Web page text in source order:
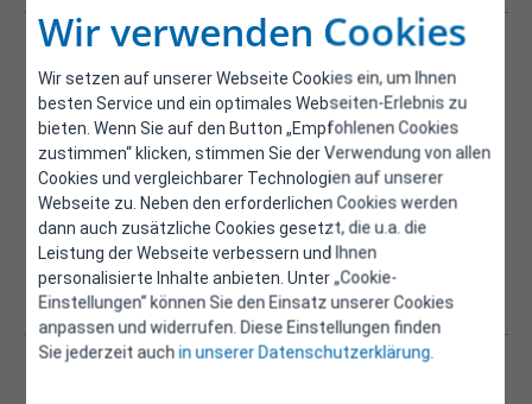
Wir verwenden Cookies
Wir setzen auf unserer Webseite Cookies ein, um Ihnen
besten Service und ein optimales Webseiten-Erlebnis zu
bieten. Wenn Sie auf den Button „Empfohlenen Cookies
zustimmen“ klicken, stimmen Sie der Verwendung von allen
Cookies und vergleichbarer Technologien auf unserer
Webseite zu. Neben den erforderlichen Cookies werden
dann auch zusätzliche Cookies gesetzt, die u.a. die
Leistung der Webseite verbessern und Ihnen
personalisierte Inhalte anbieten. Unter „Cookie-
Einstellungen“ können Sie den Einsatz unserer Cookies
anpassen und widerrufen. Diese Einstellungen finden
Sie jederzeit auchin unserer Datenschutzerklärung.
A1505054
MSc Gumpoltsberger Roland (SANTESIS
Technisches Gebäudemanagement&Service Gmb)
1060 Wien, AT
roland.gumpoltsberger@santesis.at
www.santesis.at
Gebäude
Prozesse
Transport
A1506011